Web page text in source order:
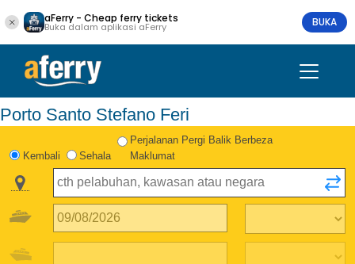
aFerry - Cheap ferry tickets
Buka dalam aplikasi aFerry BUKA
Porto Santo Stefano Feri
Kembali Sehala
Perjalanan Pergi Balik Berbeza
Maklumat